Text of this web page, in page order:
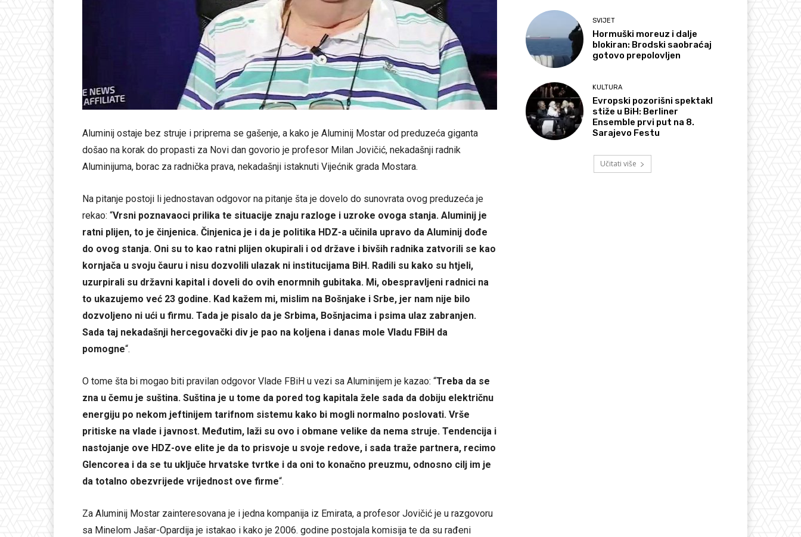
Aluminij ostaje bez struje i priprema se gašenje, a kako je Aluminij Mostar od preduzeća giganta
došao na korak do propasti za Novi dan govorio je profesor Milan Jovičić, nekadašnji radnik
Aluminijuma, borac za radnička prava, nekadašnji istaknuti Vijećnik grada Mostara.
Na pitanje postoji li jednostavan odgovor na pitanje šta je dovelo do sunovrata ovog preduzeća je
rekao: “Vrsni poznavaoci prilika te situacije znaju razloge i uzroke ovoga stanja. Aluminij je
ratni plijen, to je činjenica. Činjenica je i da je politika HDZ-a učinila upravo da Aluminij dođe
do ovog stanja. Oni su to kao ratni plijen okupirali i od države i bivših radnika zatvorili se kao
kornjača u svoju čauru i nisu dozvolili ulazak ni institucijama BiH. Radili su kako su htjeli,
uzurpirali su državni kapital i doveli do ovih enormnih gubitaka. Mi, obespravljeni radnici na
to ukazujemo već 23 godine. Kad kažem mi, mislim na Bošnjake i Srbe, jer nam nije bilo
dozvoljeno ni ući u firmu. Tada je pisalo da je Srbima, Bošnjacima i psima ulaz zabranjen.
Sada taj nekadašnji hercegovački div je pao na koljena i danas mole Vladu FBiH da
pomogne“.
O tome šta bi mogao biti pravilan odgovor Vlade FBiH u vezi sa Aluminijem je kazao: “Treba da se
zna u čemu je suština. Suština je u tome da pored tog kapitala žele sada da dobiju električnu
energiju po nekom jeftinijem tarifnom sistemu kako bi mogli normalno poslovati. Vrše
pritiske na vlade i javnost. Međutim, laži su ovo i obmane velike da nema struje. Tendencija i
nastojanje ove HDZ-ove elite je da to prisvoje u svoje redove, i sada traže partnera, recimo
Glencorea i da se tu uključe hrvatske tvrtke i da oni to konačno preuzmu, odnosno cilj im je
da totalno obezvrijede vrijednost ove firme“.
Za Aluminij Mostar zainteresovana je i jedna kompanija iz Emirata, a profesor Jovičić je u razgovoru
sa Minelom Jašar-Opardija je istakao i kako je 2006. godine postojala komisija te da su rađeni
SVIJET
Hormuški moreuz i dalje
blokiran: Brodski saobraćaj
gotovo prepolovljen
KULTURA
Evropski pozorišni spektakl
stiže u BiH: Berliner
Ensemble prvi put na 8.
Sarajevo Festu
Učitati više